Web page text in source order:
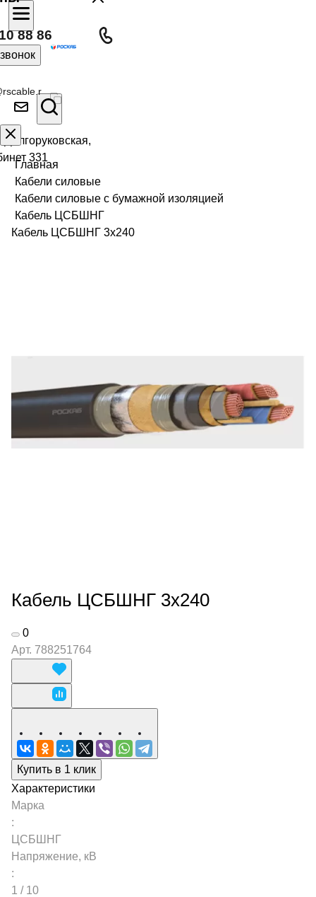
88 86
331
Главная
Кабели силовые
Кабели силовые с бумажной изоляцией
Кабель ЦСБШНГ
Кабель ЦСБШНГ 3х240
Кабель ЦСБШНГ 3х240
0
Арт. 788251764
Купить в 1 клик
Характеристики
Марка
:
ЦСБШНГ
Напряжение, кВ
:
1 / 10